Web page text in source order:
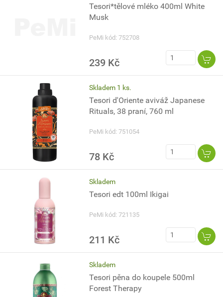
Tesori*tělové mléko 400ml White
Musk
PeMi kód: 752708
239 Kč
Skladem 1 ks.
Tesori d'Oriente aviváž Japanese
Rituals, 38 praní, 760 ml
PeMi kód: 751054
78 Kč
Skladem
Tesori edt 100ml Ikigai
PeMi kód: 721135
211 Kč
Skladem
Tesori pěna do koupele 500ml
Forest Therapy